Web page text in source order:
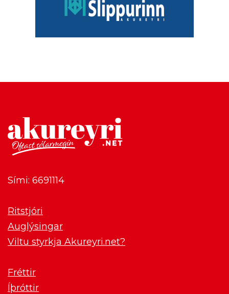
Sími: 6691114
Ritstjóri
Auglýsingar
Viltu styrkja Akureyri.net?
Fréttir
Íþróttir